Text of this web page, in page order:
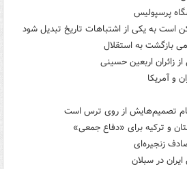
پرسپولیس
است به یکی از اشتباهات تاریخ تبدیل شود
بازگشت به استقلال
زائران اربعین حسینی
و آمریکا
تصمیم‌هایش از روی ترس است
و ترکیه برای «دفاع جمعی»
در سبلان